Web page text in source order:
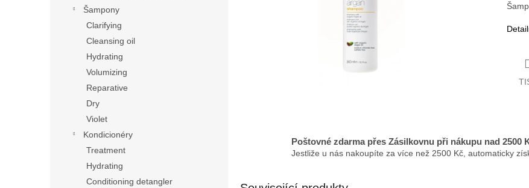
Šampony
Clarifying
Cleansing oil
Hydrating
Volumizing
Reparative
Dry
Violet
Kondicionéry
Treatment
Hydrating
Conditioning detangler
Poštovné zdarma přes Zásilkovnu při nákupu nad 2500
Jestliže u nás nakoupíte za více než 2500 Kč, automaticky